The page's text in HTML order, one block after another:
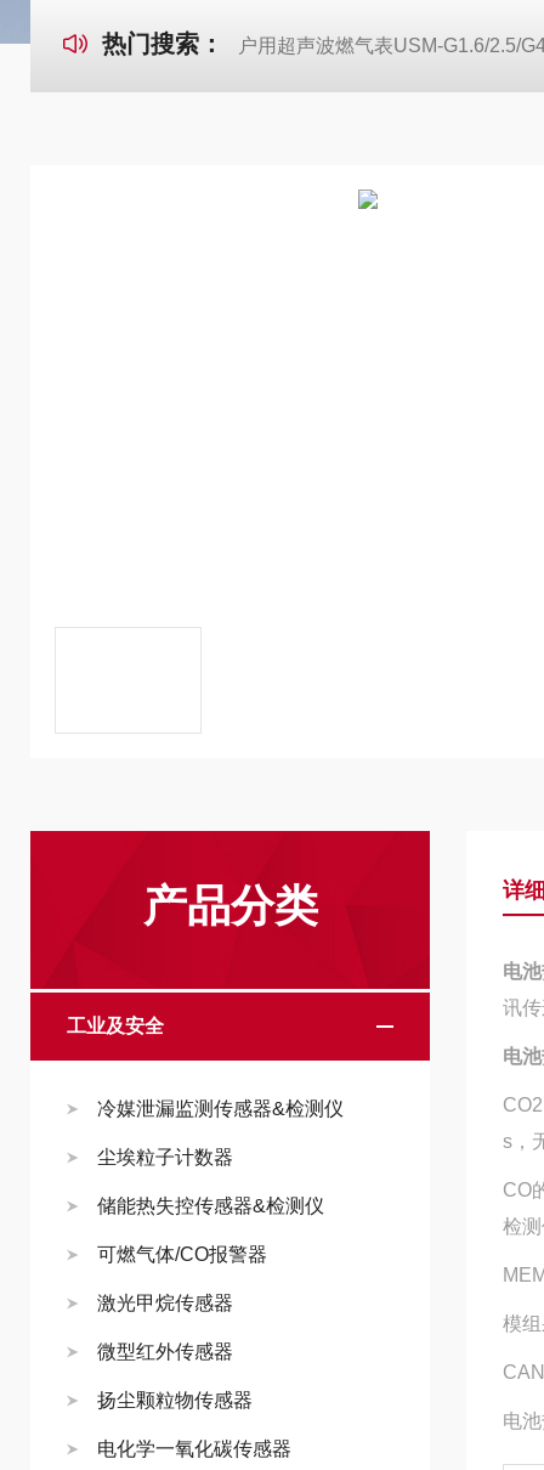
热门搜索： 户用超声波燃气表USM-G1.6/2.5/
产品分类
工业及安全
冷媒泄漏监测传感器&检测仪
尘埃粒子计数器
储能热失控传感器&检测仪
可燃气体/CO报警器
激光甲烷传感器
微型红外传感器
扬尘颗粒物传感器
电化学一氧化碳传感器
详
电
讯
电
s，
CO
检
模
电